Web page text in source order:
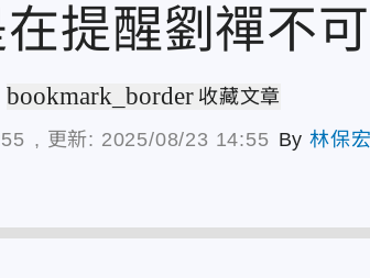
提醒劉禪不
bookmark_border 收藏文章
, 更新: 2025/08/23 14:55 By林保宏